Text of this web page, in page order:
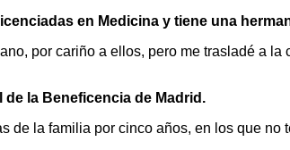
en Medicina y tiene una
por cariño a ellos, pero me trasladé a
la Beneficencia de Madrid.
de la familia por cinco años, en los que